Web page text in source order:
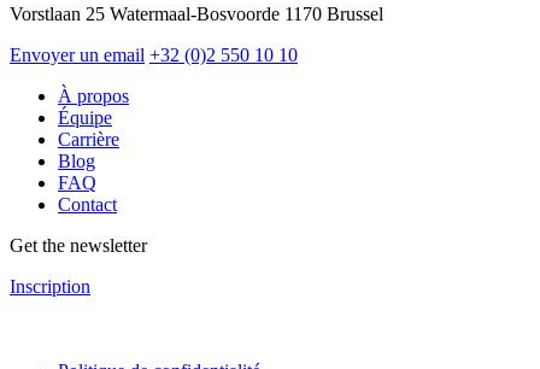
Vorstlaan 25 Watermaal-Bosvoorde 1170 Brussel
Envoyer un email +32 (0)2 550 10 10
À propos
Équipe
Carrière
Blog
FAQ
Contact
Get the newsletter
Inscription